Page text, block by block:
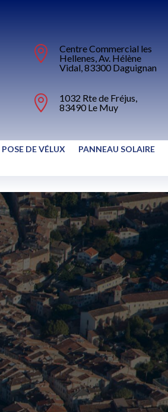

Centre Commercial les
Hellenes, Av. Hélène
Vidal, 83300 Daguignan

1032 Rte de Fréjus,
83490 Le Muy
POSE DE VÉLUX
PANNEAU SOLAIRE